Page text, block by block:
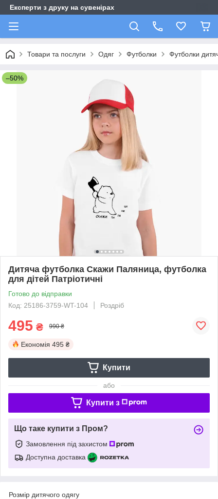
Експерти з друку на сувенірах
Товари та послуги Одяг Футболки Футболки
–50%
Дитяча футболка Скажи Паляница, футболка
для дітей Патріотичні
Готово до відправки
Код: 25186-3759-WT-104
Роздріб
495 ₴ 990 ₴
Економія 495 ₴
Купити
або
Купити з
Що таке купити з Пром?
Замовлення під захистом
Доступна доставка
Розмір дитячого одягу